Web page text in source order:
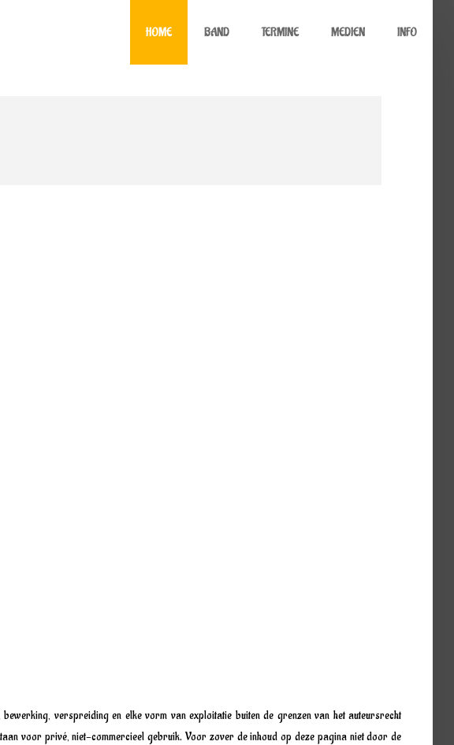
HOME BAND TERMINE MEDIEN INFO
verspreiding en elke vorm van exploitatie buiten de grenzen van het auteursrecht
​​voor privé, niet-commercieel gebruik. Voor zover de inhoud op deze pagina niet door de